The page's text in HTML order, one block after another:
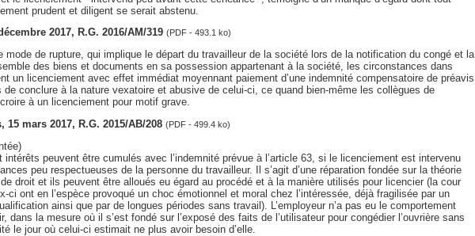
prudent et diligent se serait abstenu.
2017, R.G. 2016/AM/319 (PDF - 493.1 ko)
mode de rupture, qui implique le départ du travailleur de la société lors de la notification du congé et la
des biens et documents en sa possession appartenant à la société, les circonstances dans
un licenciement avec effet immédiat moyennant paiement d’une indemnité compensatoire de préavis
de conclure à la nature vexatoire et abusive de celui-ci, ce quand bien-même les collègues de
à un licenciement pour motif grave.
15 mars 2017, R.G. 2015/AB/208 (PDF - 499.4 ko)
intérêts peuvent être cumulés avec l’indemnité prévue à l’article 63, si le licenciement est intervenu
peu respectueuses de la personne du travailleur. Il s’agit d’une réparation fondée sur la théorie
droit et ils peuvent être alloués eu égard au procédé et à la manière utilisés pour licencier (la cour
ci ont en l’espèce provoqué un choc émotionnel et moral chez l’intéressée, déjà fragilisée par un
ainsi que par de longues périodes sans travail). L’employeur n’a pas eu le comportement
dans la mesure où il s’est fondé sur l’exposé des faits de l’utilisateur pour congédier l’ouvrière sans
le jour où celui-ci estimait ne plus avoir besoin d’elle.